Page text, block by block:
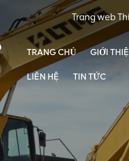
Trang web
TRANG CHỦ GIỚI
LIÊN HỆ TIN TỨC